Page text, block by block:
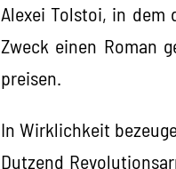
Alexei Tolstoi, in dem
Zweck einen Roman
preisen.
In Wirklichkeit
Dutzend